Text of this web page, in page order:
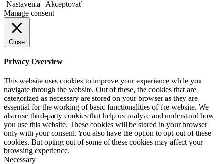
Nastavenia
Akceptovať
Manage consent
Close
Privacy Overview
This website uses cookies to improve your experience while you
navigate through the website. Out of these, the cookies that are
categorized as necessary are stored on your browser as they are
essential for the working of basic functionalities of the website. We
also use third-party cookies that help us analyze and understand how
you use this website. These cookies will be stored in your browser
only with your consent. You also have the option to opt-out of these
cookies. But opting out of some of these cookies may affect your
browsing experience.
Necessary